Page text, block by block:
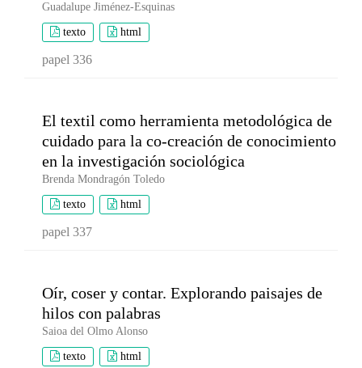
Guadalupe Jiménez-Esquinas
texto html
papel 336
El textil como herramienta metodológica de
cuidado para la co-creación de conocimiento
en la investigación sociológica
Brenda Mondragón Toledo
texto html
papel 337
Oír, coser y contar. Explorando paisajes de
hilos con palabras
Saioa del Olmo Alonso
texto html